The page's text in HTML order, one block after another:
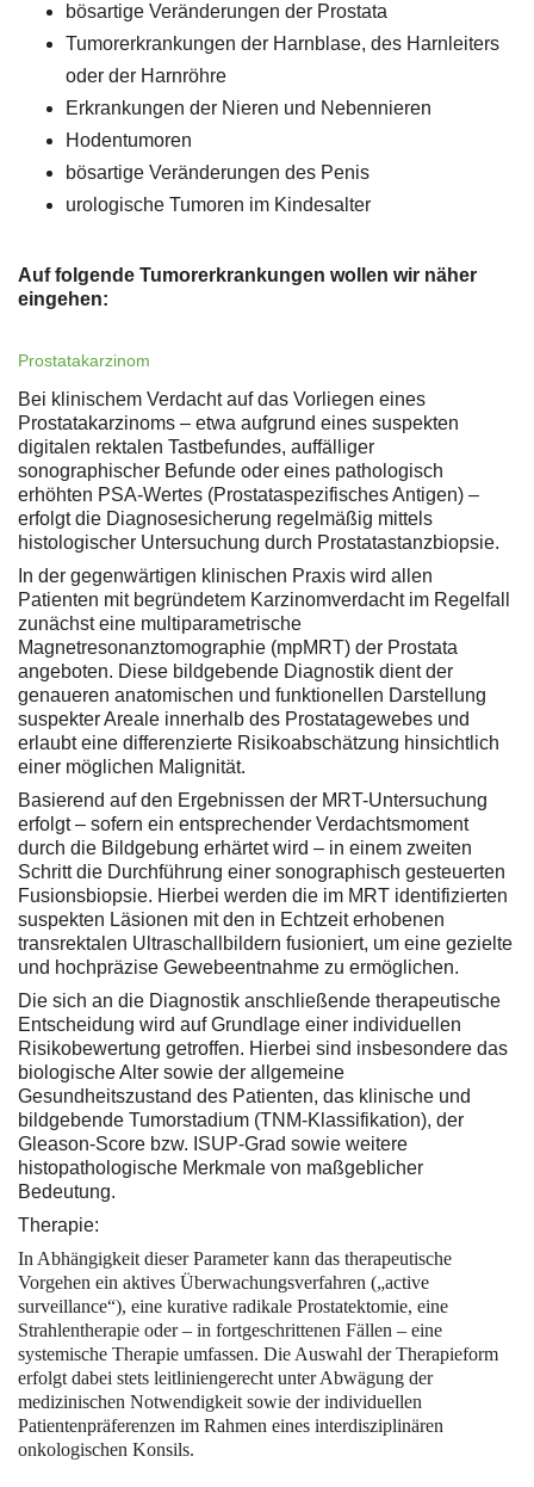
bösartige Veränderungen der Prostata
Tumorerkrankungen der Harnblase, des Harnleiters
oder der Harnröhre
Erkrankungen der Nieren und Nebennieren
Hodentumoren
bösartige Veränderungen des Penis
urologische Tumoren im Kindesalter
Auf folgende Tumorerkrankungen wollen wir näher
eingehen:
Prostatakarzinom
Bei klinischem Verdacht auf das Vorliegen eines
Prostatakarzinoms – etwa aufgrund eines suspekten
digitalen rektalen Tastbefundes, auffälliger
sonographischer Befunde oder eines pathologisch
erhöhten PSA-Wertes (Prostataspezifisches Antigen) –
erfolgt die Diagnosesicherung regelmäßig mittels
histologischer Untersuchung durch Prostatastanzbiopsie.
In der gegenwärtigen klinischen Praxis wird allen
Patienten mit begründetem Karzinomverdacht im Regelfall
zunächst eine multiparametrische
Magnetresonanztomographie (mpMRT) der Prostata
angeboten. Diese bildgebende Diagnostik dient der
genaueren anatomischen und funktionellen Darstellung
suspekter Areale innerhalb des Prostatagewebes und
erlaubt eine differenzierte Risikoabschätzung hinsichtlich
einer möglichen Malignität.
Basierend auf den Ergebnissen der MRT-Untersuchung
erfolgt – sofern ein entsprechender Verdachtsmoment
durch die Bildgebung erhärtet wird – in einem zweiten
Schritt die Durchführung einer sonographisch gesteuerten
Fusionsbiopsie. Hierbei werden die im MRT identifizierten
suspekten Läsionen mit den in Echtzeit erhobenen
transrektalen Ultraschallbildern fusioniert, um eine gezielte
und hochpräzise Gewebeentnahme zu ermöglichen.
Die sich an die Diagnostik anschließende therapeutische
Entscheidung wird auf Grundlage einer individuellen
Risikobewertung getroffen. Hierbei sind insbesondere das
biologische Alter sowie der allgemeine
Gesundheitszustand des Patienten, das klinische und
bildgebende Tumorstadium (TNM-Klassifikation), der
Gleason-Score bzw. ISUP-Grad sowie weitere
histopathologische Merkmale von maßgeblicher
Bedeutung.
Therapie:
In Abhängigkeit dieser Parameter kann das therapeutische
Vorgehen ein aktives Überwachungsverfahren („active
surveillance“), eine kurative radikale Prostatektomie, eine
Strahlentherapie oder – in fortgeschrittenen Fällen – eine
systemische Therapie umfassen. Die Auswahl der Therapieform
erfolgt dabei stets leitliniengerecht unter Abwägung der
medizinischen Notwendigkeit sowie der individuellen
Patientenpräferenzen im Rahmen eines interdisziplinären
onkologischen Konsils.